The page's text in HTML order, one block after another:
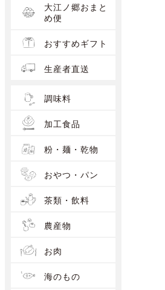
大江ノ郷おまと
め便
おすすめギフト
生産者直送
調味料
加工食品
粉・麺・乾物
おやつ・パン
茶類・飲料
農産物
お肉
海のもの